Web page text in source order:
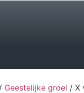
/ Geestelijke groei / X